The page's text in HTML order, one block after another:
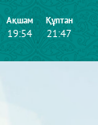
Ақшам
19:54
Құптан
21:47